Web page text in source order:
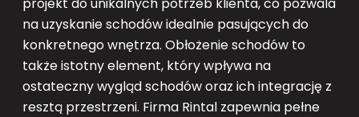
na uzyskanie schodów idealnie pasujących do
konkretnego wnętrza. Obłożenie schodów to
także istotny element, który wpływa na
ostateczny wygląd schodów oraz ich integrację z
resztą przestrzeni. Firma Rintal zapewnia pełne